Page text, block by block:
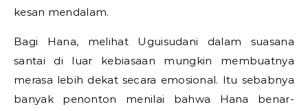
kesan mendalam.
Bagi Hana, melihat Uguisudani dalam suasana
santai di luar kebiasaan mungkin membuatnya
merasa lebih dekat secara emosional. Itu sebabnya
banyak penonton menilai bahwa Hana benar-